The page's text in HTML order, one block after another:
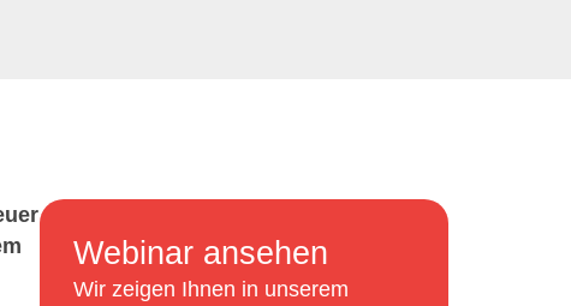
Webinar ansehen
Wir zeigen Ihnen in unserem